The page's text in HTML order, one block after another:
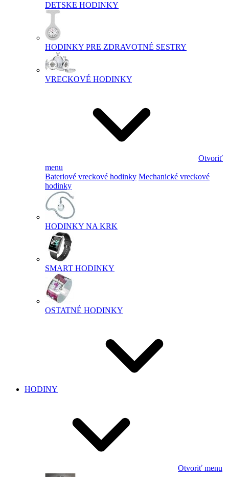
DETSKE HODINKY
HODINKY PRE ZDRAVOTNÉ SESTRY
VRECKOVÉ HODINKY
Otvoriť
menu
Bateriové vreckové hodinky Mechanické vreckové
hodinky
HODINKY NA KRK
SMART HODINKY
OSTATNÉ HODINKY
HODINY
Otvoriť menu